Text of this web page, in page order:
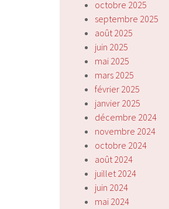
octobre 2025
septembre 2025
août 2025
juin 2025
mai 2025
mars 2025
février 2025
janvier 2025
décembre 2024
novembre 2024
octobre 2024
août 2024
juillet 2024
juin 2024
mai 2024